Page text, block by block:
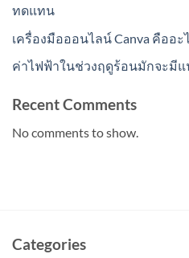
ทดแทน
เครื่องมือออนไลน์ Canva คืออะ
ค่าไฟฟ้าในช่วงฤดูร้อนมักจะมี
Recent Comments
No comments to show.
Categories